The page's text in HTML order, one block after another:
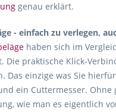
genau erklärt.
- einfach zu verlegen,
haben sich im
Die praktische Klick-
Das einzige was Sie
ein Cuttermesser. Ohne
wie man es eigentlich